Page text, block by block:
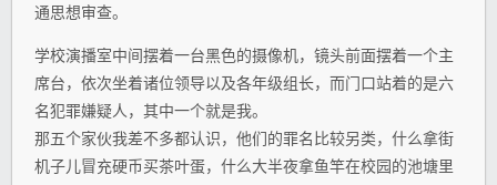
通思想审查。
学校演播室中间摆着一台黑色的摄像机，镜头前面摆着一个主
席台，依次坐着诸位领导以及各年级组长，而门口站着的是六
名犯罪嫌疑人，其中一个就是我。
那五个家伙我差不多都认识，他们的罪名比较另类，什么拿街
机子儿冒充硬币买茶叶蛋，什么大半夜拿鱼竿在校园的池塘里